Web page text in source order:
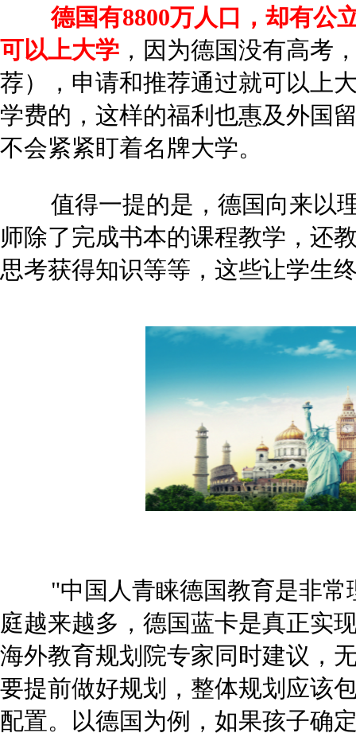
德国有8800万人口，却有公
可以上大学 ，因为德国没有高考
荐），申请和推荐通过就可以上
学费的，这样的福利也惠及外国
不会紧紧盯着名牌大学。
值得一提的是，德国向来以理
师除了完成书本的课程教学，还
思考获得知识等等，这些让学生
"中国人青睐德国教育是非常
庭越来越多，德国蓝卡是真正实
海外教育规划院专家同时建议，
要提前做好规划，整体规划应该
配置。以德国为例，如果孩子确